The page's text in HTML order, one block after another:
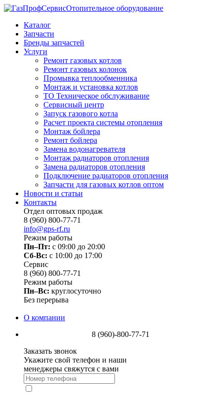
Отопительное оборудование
Каталог
Запчасти
Бренды запчастей
Услуги
Ремонт газовых котлов
Ремонт газовых колонок
Промывка теплообменника
Монтаж и установка котлов
ТО Техническое обслуживание
Сервисный центр
Запуск газового котла
Расчет проекта системы отопления
Монтаж бойлера
Ремонт бойлера
Замена водонагревателя
Монтаж радиаторов отопления
Замена радиаторов отопления
Подключение радиаторов отопления
Запчасти для газовых котлов оптом
Новости и статьи
Контакты
Отдел оптовых продаж
8 (960) 800-77-71
info@gps-rf.ru
Режим работы
Пн–Пт: с 09:00 до 20:00
Сб-Вс: c 10:00 до 17:00
Сервис
8 (960) 800-77-71
Режим работы
Пн–Вс: круглосуточно
Без перерыва
О компании
8 (960)-800-77-71
Заказать звонок
Укажите свой телефон и наши
менеджеры свяжутся с вами